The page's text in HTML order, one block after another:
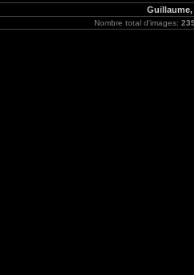
Nombre total d'images: